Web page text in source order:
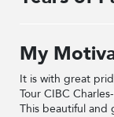
My
It is with great
Tour CIBC
This beautiful and